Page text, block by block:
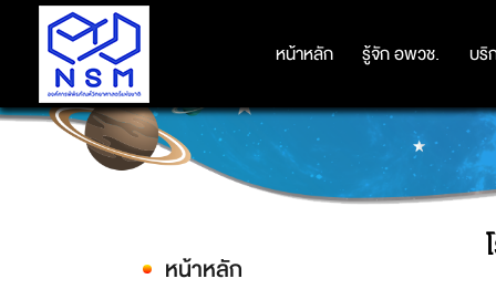
หน้าหลัก รู้จัก อพวช. บริ
หน้าหลัก รู้จัก อพวช. บริ
หน้าหลัก